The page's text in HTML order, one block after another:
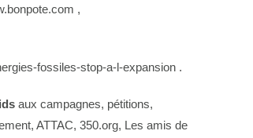
,
fossiles-stop-a-l-expansion .
aux campagnes, pétitions,
ATTAC, 350.org, Les amis de